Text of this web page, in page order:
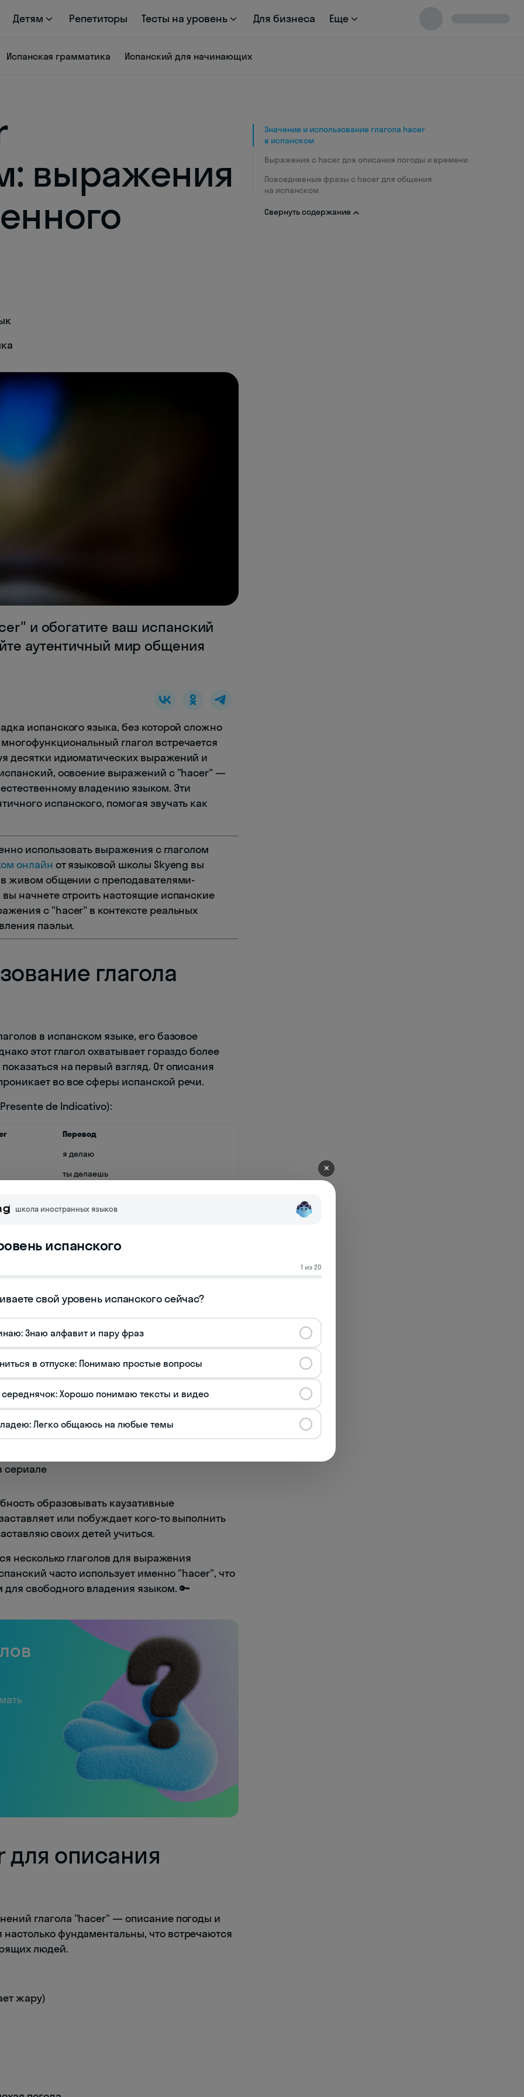
Детям Репетиторы Тесты на уровень Для бизнеса Еще
Испанская грамматика Испанский для начинающих
выражения
и обогатите ваш испанский
аутентичный мир общения
испанского языка, без которой сложно
глагол встречается
десятки идиоматических выражений и
освоение выражений с "hacer" —
владению языком. Эти
испанского, помогая звучать как
использовать выражения с глаголом
онлайн от языковой школы Skyeng вы
в живом общении с преподавателями-
начнете строить настоящие испанские
с "hacer" в контексте реальных
паэльи.
глагола
в испанском языке, его базовое
этот глагол охватывает гораздо более
на первый взгляд. От описания
во все сферы испанской речи.
de Indicativo):
Перевод
я делаю
ты делаешь
мы делаем
они делают, Вы (мн.ч.) делаете
на несколько категорий:
hace muebles" — Мой дедушка делает
la cena juntos" — Мы готовим ужин вместе
fiesta este sábado" — Они устраивают
сериале
образовывать каузативные
или побуждает кого-то выполнить
своих детей учиться.
несколько глаголов для выражения
часто использует именно "hacer", что
свободного владения языком. 🔑
описания
глагола "hacer" — описание погоды и
фундаментальны, что встречаются
людей.
жару)
Значение и использование глагола hacer
в испанском
Выражения с hacer для описания погоды и времени
Повседневные фразы с hacer для общения
на испанском
Свернуть содержание
✕
школа иностранных языков
испанского
1 из 20
свой уровень испанского сейчас?
Знаю алфавит и пару фраз
в отпуске: Понимаю простые вопросы
Хорошо понимаю тексты и видео
Легко общаюсь на любые темы